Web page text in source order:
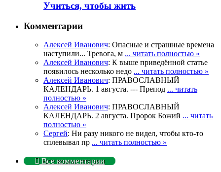
Учиться, чтобы жить
Комментарии
Алексей Иванович: Опасные и страшные времена
наступили... Тревога, м ... читать полностью »
Алексей Иванович: К выше приведённой статье
появилось несколько недо ... читать полностью »
Алексей Иванович: ПРАВОСЛАВНЫЙ
КАЛЕНДАРЬ. 1 августа. --- Препод ... читать
полностью »
Алексей Иванович: ПРАВОСЛАВНЫЙ
КАЛЕНДАРЬ. 2 августа. Пророк Божий ... читать
полностью »
Сергей: Ни разу никого не видел, чтобы кто-то
сплевывал пр ... читать полностью »
Все комментарии